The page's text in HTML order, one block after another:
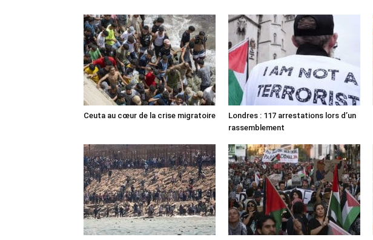
Ceuta au cœur de la crise migratoire
Londres : 117 arrestations lors d’un
rassemblement